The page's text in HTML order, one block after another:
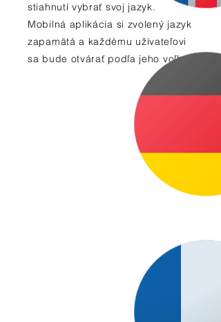
stiahnutí vybrať svoj jazyk.
Mobilná aplikácia si zvolený jazyk
zapamätá a každému užívateľovi
sa bude otvárať podľa jeho voľby.